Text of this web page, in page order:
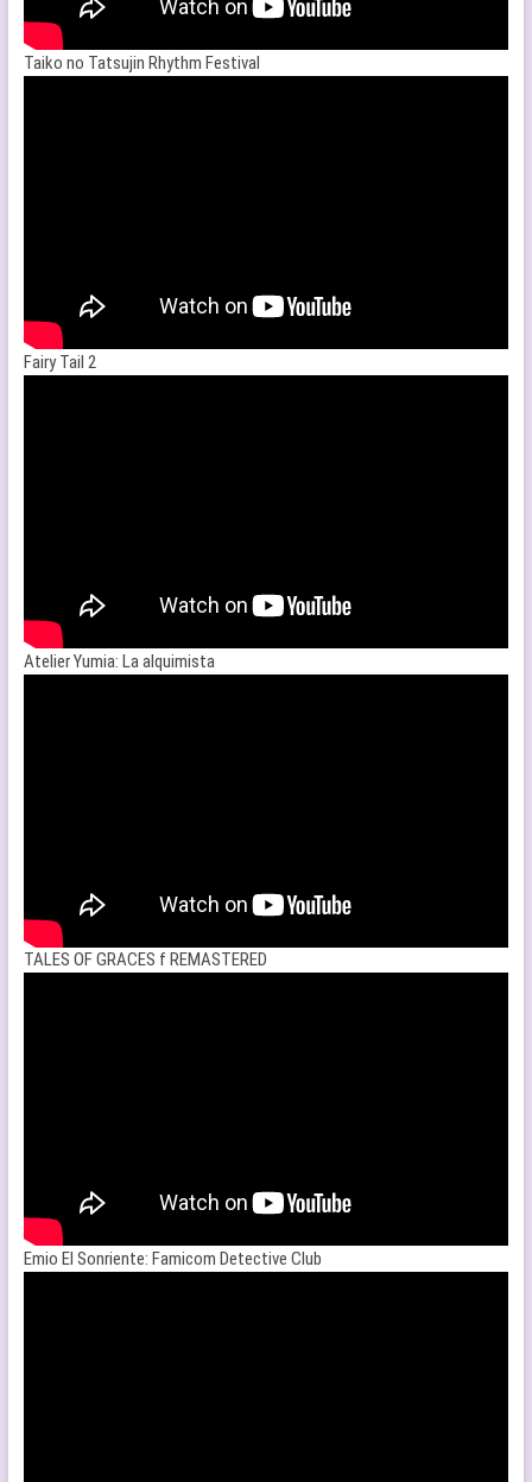
Taiko no Tatsujin Rhythm Festival
Fairy Tail 2
Atelier Yumia: La alquimista
TALES OF GRACES f REMASTERED
Emio El Sonriente: Famicom Detective Club